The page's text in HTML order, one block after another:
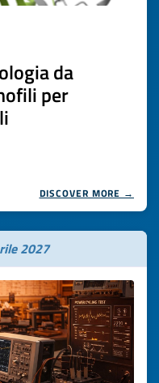
da
per
DISCOVER MORE →
2027